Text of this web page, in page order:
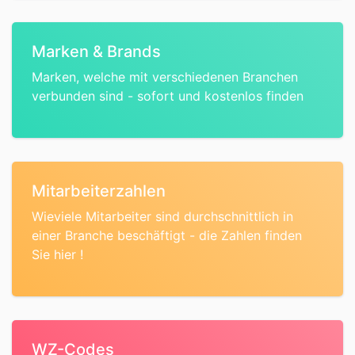
Marken & Brands
Marken, welche mit verschiedenen Branchen
verbunden sind - sofort und kostenlos finden
Mitarbeiterzahlen
Wieviele Mitarbeiter sind durchschnittlich in
einer Branche beschäftigt - die Zahlen finden
Sie hier !
WZ-Codes